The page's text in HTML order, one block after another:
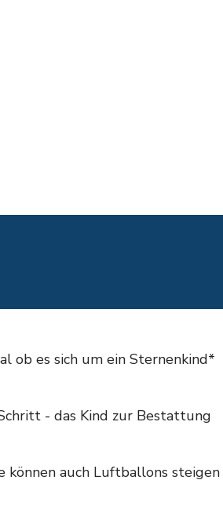
ob es sich um ein Sternenkind*
- das Kind zur Bestattung
können auch Luftballons steigen